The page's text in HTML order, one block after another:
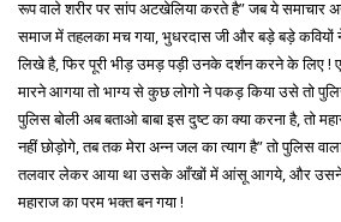
रूप वाले शरीर पर सांप अटखेलिया करते है” जब ये समाचार
समाज में तहलका मच गया, भुधरदास जी और बड़े बड़े
लिखे है, फिर पूरी भीड़ उमड़ पड़ी उनके दर्शन करने के लिए !
मारने आगया तो भाग्य से कुछ लोगो ने पकड़ किया उसे तो
पुलिस बोली अब बताओ बाबा इस दुष्ट का क्या करना है, तो
नहीं छोड़ोगे, तब तक मेरा अन्न जल का त्याग है” तो पुलिस वाला
तलवार लेकर आया था उसके आँखों में आंसू आगये, और उसने
महाराज का परम भक्त बन गया !